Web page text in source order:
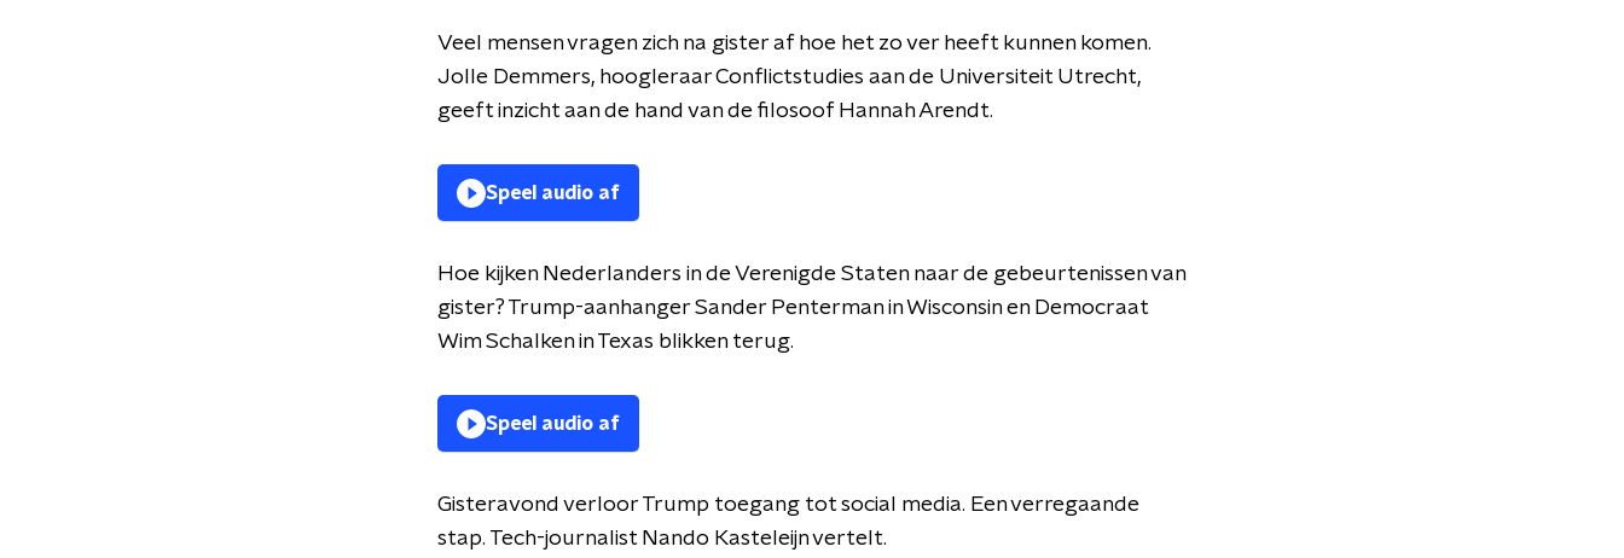
Veel mensen vragen zich na gister af hoe het zo ver heeft kunnen komen.
Jolle Demmers, hoogleraar Conflictstudies aan de Universiteit Utrecht,
geeft inzicht aan de hand van de filosoof Hannah Arendt.
Speel audio af
Hoe kijken Nederlanders in de Verenigde Staten naar de gebeurtenissen van
gister? Trump-aanhanger Sander Penterman in Wisconsin en Democraat
Wim Schalken in Texas blikken terug.
Speel audio af
Gisteravond verloor Trump toegang tot social media. Een verregaande
stap. Tech-journalist Nando Kasteleijn vertelt.